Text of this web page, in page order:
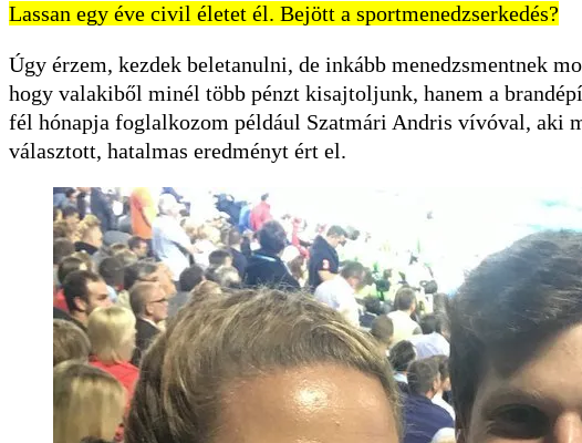
Lassan egy éve civil életet él. Bejött a sportmenedzserkedés?
Úgy érzem, kezdek beletanulni, de inkább menedzsmentnek
hogy valakiből minél több pénzt kisajtoljunk, hanem a
fél hónapja foglalkozom például Szatmári Andris vívóval, aki
választott, hatalmas eredményt ért el.